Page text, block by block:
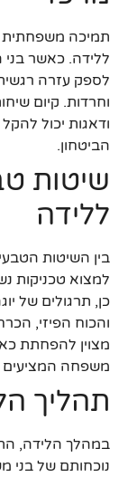
תמיכה משפחתית
ללידה. כאשר
לספק עזרה
וחרדות. קיום
ודאגות יכול
הביטחון.
שיטות
ללידה
בין השיטות
למצוא טכניקות
כן, תרגולים של
והכוח הפיזי,
מצוין להפחתת
משפחה המציעים
תהליך
במהלך הלידה,
נוכחותם של בני